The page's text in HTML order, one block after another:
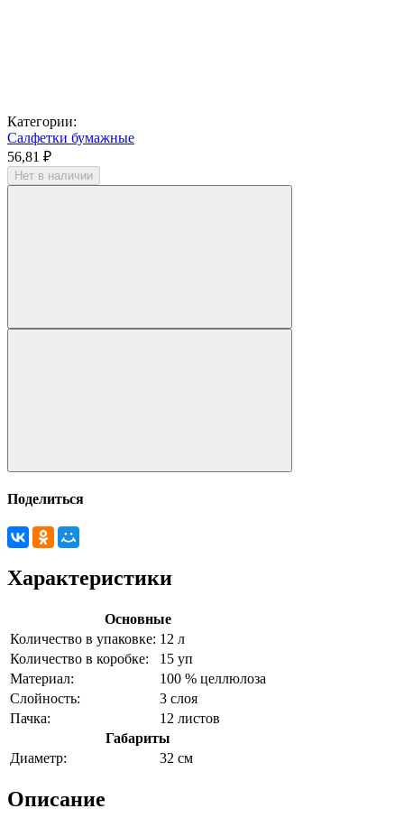
Категории:
Салфетки бумажные
56,81 ₽
Нет в наличии
Поделиться
Характеристики
Основные
Количество в упаковке: 12 л
Количество в коробке:
15 уп
Материал:
100 % целлюлоза
Слойность:
3 слоя
Пачка:
12 листов
Габариты
Диаметр:
32 см
Описание